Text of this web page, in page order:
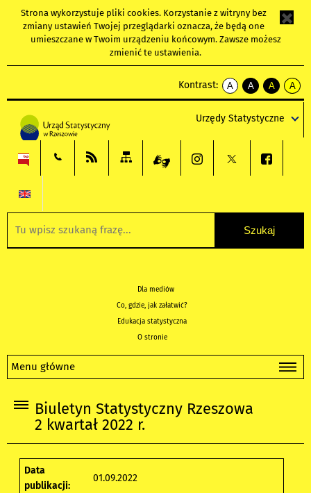
Strona wykorzystuje pliki cookies. Korzystanie z witryny bez
zmiany ustawień Twojej przeglądarki oznacza, że będą one
umieszczane w Twoim urządzeniu końcowym. Zawsze możesz
zmienić te ustawienia.
Kontrast:
A
kontrast
A
kontrast
tekst
czarnym
A
kontrast
tekst
czarnym
A
tekst
żółtym
Urzędy Statystyczne
Dla mediów
Co, gdzie, jak załatwić?
Edukacja statystyczna
O stronie
Menu główne
Biuletyn Statystyczny Rzeszowa
2 kwartał 2022 r.
Data
publikacji:
01.09.2022